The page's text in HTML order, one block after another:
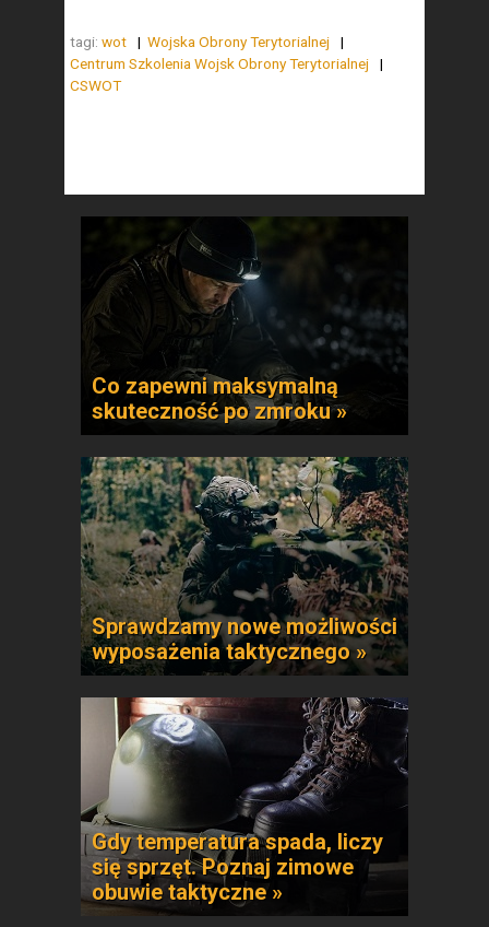
tagi: wot
Wojska Obrony Terytorialnej
Centrum Szkolenia Wojsk Obrony Terytorialnej
CSWOT
Co zapewni maksymalną
skuteczność po zmroku »
Sprawdzamy nowe możliwości
wyposażenia taktycznego »
Gdy temperatura spada, liczy
się sprzęt. Poznaj zimowe
obuwie taktyczne »